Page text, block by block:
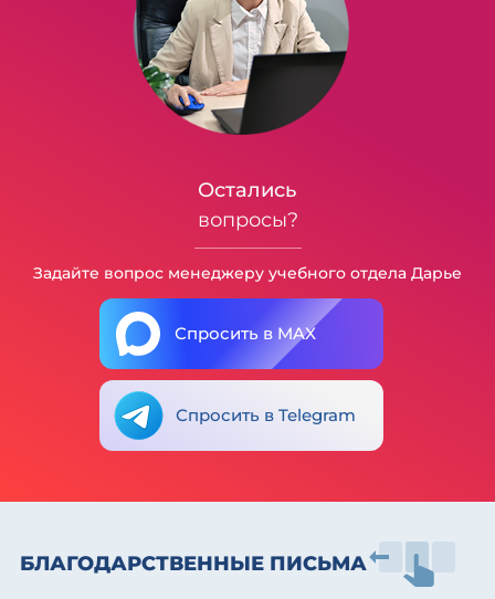
Остались
вопросы?
Задайте вопрос менеджеру учебного отдела Дарье
Спросить в MAX
Спросить в Telegram
БЛАГОДАРСТВЕННЫЕ ПИСЬМА